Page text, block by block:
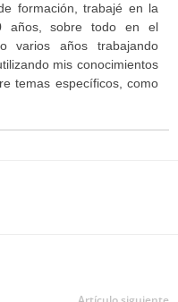
formación, trabajé en la
años, sobre todo en el
varios años trabajando
mis conocimientos
temas específicos, como